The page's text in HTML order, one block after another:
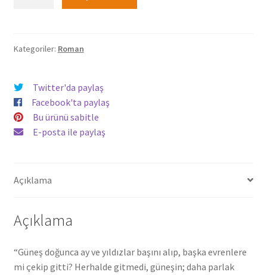
212,00₺.
Akif
Kategoriler: Roman
Twitter'da paylaş
Facebook'ta paylaş
Bu ürünü sabitle
E-posta ile paylaş
Açıklama
Açıklama
“Güneş doğunca ay ve yıldızlar başını alıp, başka evrenlere
mi çekip gitti? Herhalde gitmedi, güneşin; daha parlak